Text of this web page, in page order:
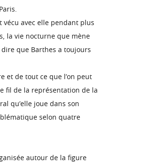
vécu avec elle pendant plus
la vie nocturne que mène
que Barthes a toujours
et de tout ce que l’on peut
fil de la représentation de la
qu’elle joue dans son
selon quatre
autour de la figure